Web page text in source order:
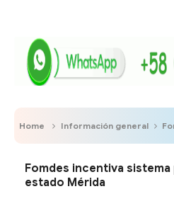
Home Información general
Fomdes incentiva
estado Mérida